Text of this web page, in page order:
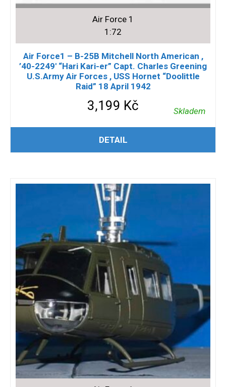
Air Force 1
1:72
Air Force1 – B-25B Mitchell North American ,
’40-2249′ “Hari Kari-er” Capt. Charles Greening
U.S.Army Air Forces , USS Hornet “Doolittle
Raid” 18 April 1942
3,199 Kč Skladem
PŘIDAT DO KOŠÍKU
DETAIL